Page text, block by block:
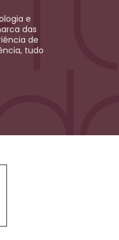
e
das
de
tudo